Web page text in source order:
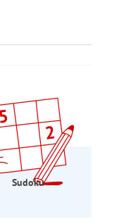
Sudoku